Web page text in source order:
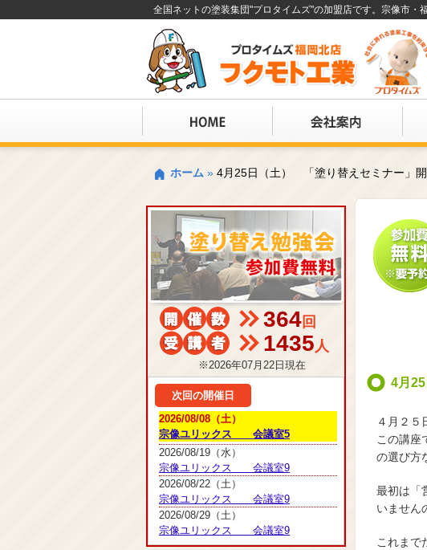
全国ネットの塗装集団"プロタイムズ"の加盟店です。宗像市・
ホーム » 4月25日（土） 「塗り替えセミナー」
4月
４月２５
この講座
の選び方
最初は「
いません
これまで
364回
1435人
※2026年07月22日現在
次回の開催日
2026/08/08（土）
宗像ユリックス 会議室5
2026/08/19（水）
宗像ユリックス 会議室9
2026/08/22（土）
宗像ユリックス 会議室9
2026/08/29（土）
宗像ユリックス 会議室9